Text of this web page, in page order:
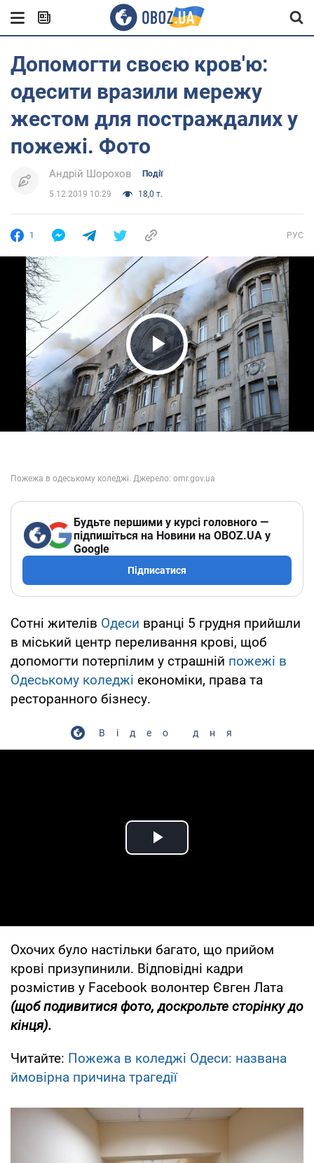
Допомогти своєю кров'ю:
одесити вразили мережу
жестом для постраждалих у
пожежі. Фото
Андрій Шорохов Події
5.12.2019 10:29 18,0 т.
1 РУС
Play Video
Будьте першими у курсі головного —
підпишіться на Новини на OBOZ.UA у
Google
Підписатися
Сотні жителів Одеси вранці 5 грудня прийшли
в міський центр переливання крові, щоб
допомогти потерпілим у страшній пожежі в
Одеському коледжі економіки, права та
ресторанного бізнесу.
Відео дня
Play Video
Охочих було настільки багато, що прийом
крові призупинили. Відповідні кадри
розмістив у Facebook волонтер Євген Лата
(щоб подивитися фото, доскрольте сторінку до
кінця).
Читайте: Пожежа в коледжі Одеси: названа
ймовірна причина трагедії